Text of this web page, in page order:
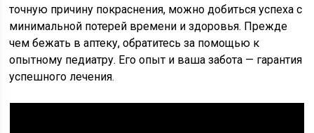
точную причину покраснения, можно добиться успеха с
минимальной потерей времени и здоровья. Прежде
чем бежать в аптеку, обратитесь за помощью к
опытному педиатру. Его опыт и ваша забота — гарантия
успешного лечения.